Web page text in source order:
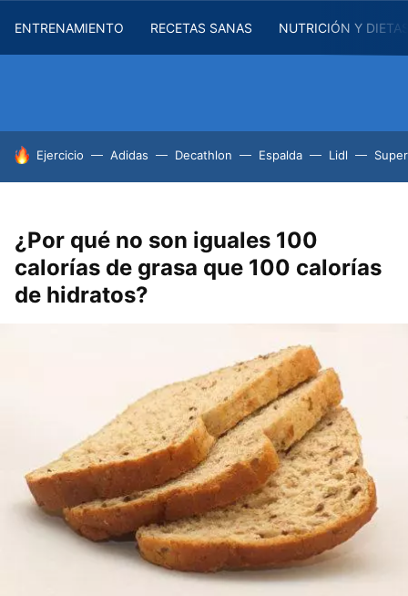
ENTRENAMIENTO RECETAS SANAS NUTRICIÓN Y
HOY SE HABLA DE
Ejercicio Adidas Decathlon Espalda Lidl
¿Por qué no son iguales 100
calorías de grasa que 100 calorías
de hidratos?